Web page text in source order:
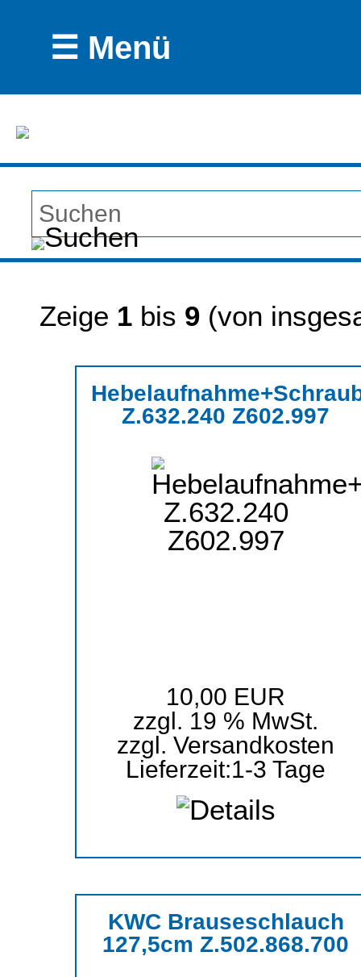
☰ Menü
Zeige 1 bis 9 (von
Z.632.240 Z602.997
10,00 EUR
zzgl. 19 % MwSt.
zzgl.Versandkosten
Lieferzeit:1-3 Tage
KWC Brauseschlauch
127,5cm Z.502.868.700